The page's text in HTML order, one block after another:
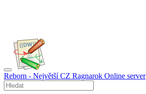
Reborn - Největší CZ Ragnarok Online server